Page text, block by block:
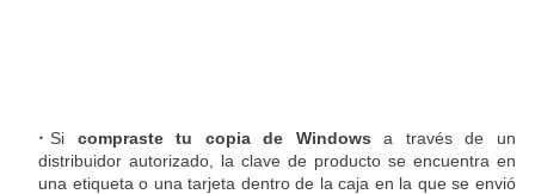
Si compraste tu copia de Windows a través de un
distribuidor autorizado, la clave de producto se encuentra en
una etiqueta o una tarjeta dentro de la caja en la que se envió